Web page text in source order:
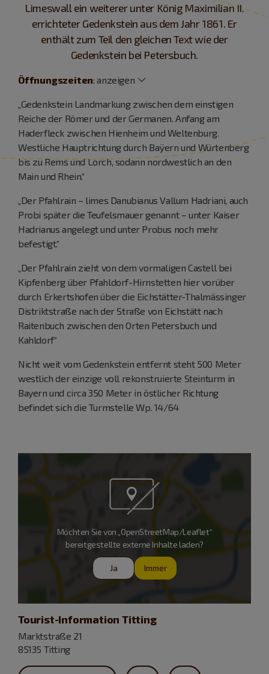
Limeswall ein weiterer unter König Maximilian II.
errichteter Gedenkstein aus dem Jahr 1861. Er
enthält zum Teil den gleichen Text wie der
Gedenkstein bei Petersbuch.
Öffnungszeiten:anzeigen
„Gedenkstein Landmarkung zwischen dem einstigen
Reiche der Römer und der Germanen. Anfang am
Haderfleck zwischen Hienheim und Weltenburg.
Westliche Hauptrichtung durch Baÿern und Würtenberg
bis zu Rems und Lorch, sodann nordwestlich an den
Main und Rhein.“
„Der Pfahlrain – limes Danubianus Vallum Hadriani, auch
Probi später die Teufelsmauer genannt – unter Kaiser
Hadrianus angelegt und unter Probus noch mehr
befestigt.“
„Der Pfahlrain zieht von dem vormaligen Castell bei
Kipfenberg über Pfahldorf-Hirnstetten hier vorüber
durch Erkertshofen über die Eichstätter-Thalmässinger
Distriktstraße nach der Straße von Eichstätt nach
Raitenbuch zwischen den Orten Petersbuch und
Kahldorf“
Nicht weit vom Gedenkstein entfernt steht 500 Meter
westlich der einzige voll rekonstruierte Steinturm in
Bayern und circa 350 Meter in östlicher Richtung
befindet sich die Turmstelle Wp. 14/64
Möchten Sie von „OpenStreetMap/Leaflet“
bereitgestellte externe Inhalte laden?
Ja Immer
Tourist-Information Titting
Marktstraße 21
85135 Titting